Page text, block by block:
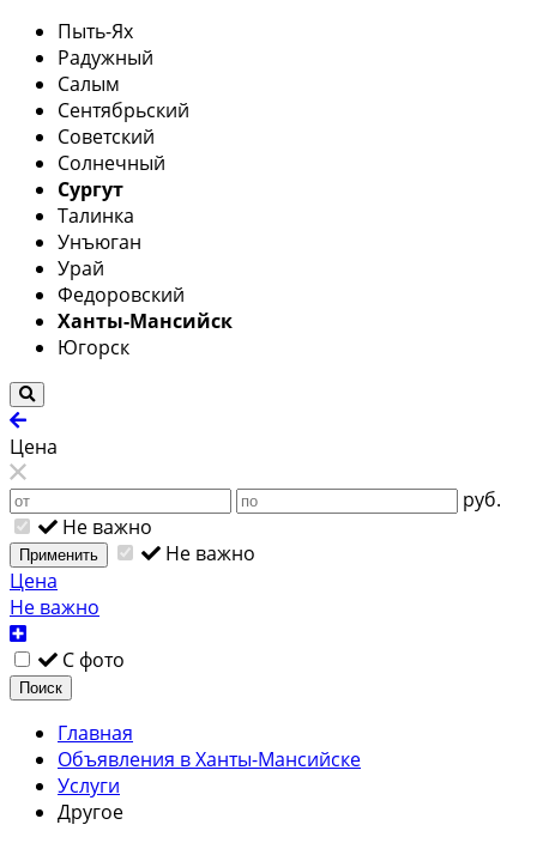
Пыть-Ях
Радужный
Салым
Сентябрьский
Советский
Солнечный
Сургут
Талинка
Унъюган
Урай
Федоровский
Ханты-Мансийск
Югорск
Цена
руб.
Не важно
Применить
Не важно
Цена
Не важно
С фото
Поиск
Главная
Объявления в Ханты-Мансийске
Услуги
Другое